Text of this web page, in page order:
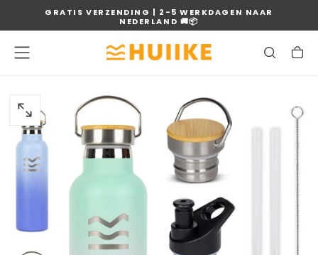
OVERSLAAN
GRATIS VERZENDING | 2-5 WERKDAGEN NAAR
NEDERLAND 🚚📦
OPEN
MEDIA
IN